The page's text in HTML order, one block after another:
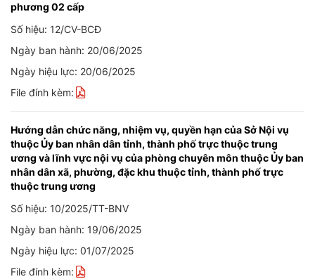
phương 02 cấp
Số hiệu: 12/CV-BCĐ
Ngày ban hành: 20/06/2025
Ngày hiệu lực: 20/06/2025
File đính kèm:
Hướng dẫn chức năng, nhiệm vụ, quyền hạn của Sở Nội vụ
thuộc Ủy ban nhân dân tỉnh, thành phố trực thuộc trung
ương và lĩnh vực nội vụ của phòng chuyên môn thuộc Ủy ban
nhân dân xã, phường, đặc khu thuộc tỉnh, thành phố trực
thuộc trung ương
Số hiệu: 10/2025/TT-BNV
Ngày ban hành: 19/06/2025
Ngày hiệu lực: 01/07/2025
File đính kèm: